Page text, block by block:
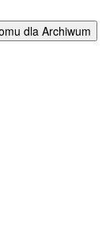
dla Archiwum